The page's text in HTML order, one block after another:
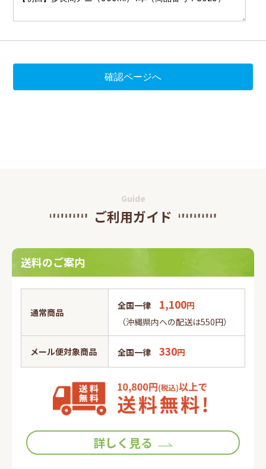
Guide
ご利用ガイド
送料のご案内
通常商品
全国一律 1,100円
（沖縄県内への配送は550円）
メール便対象商品 全国一律 330円
詳しく見る